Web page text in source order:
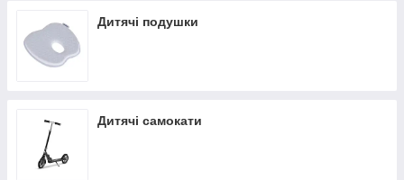
Дитячі подушки
Дитячі самокати